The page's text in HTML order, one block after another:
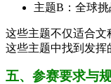
主题B：全球
这些主题不仅适合文
这些主题中找到发挥
五、参赛要求与